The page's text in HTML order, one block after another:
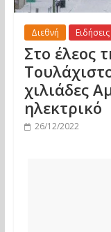
Διεθνή Ειδήσεις
Στο έλεος
χιλιάδες
ηλεκτρικό
26/12/2022